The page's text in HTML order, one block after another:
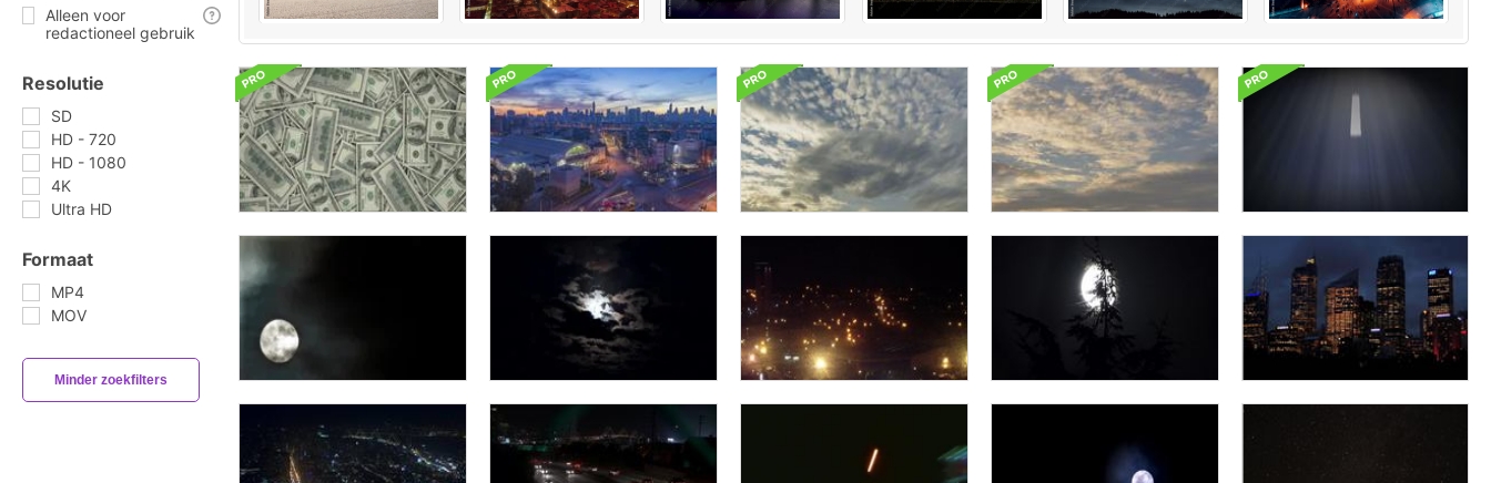
Alleen voor
redactioneel gebruik
Resolutie
SD
HD - 720
HD - 1080
4K
Ultra HD
Formaat
MP4
MOV
Minder zoekfilters